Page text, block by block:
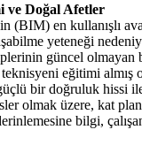
ve Doğal Afetler
(BIM) en kullanışlı
yeteneği
güncel
eğitimi almış
bir doğruluk hissi
olmak üzere, kat
bilgi,